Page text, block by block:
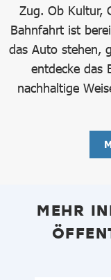
Zug. Ob Kultur,
Bahnfahrt ist
das Auto stehen,
entdecke das
nachhaltige
MEHR